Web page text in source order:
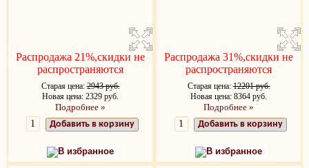
Распродажа 21%,скидки не
распространяются
Старая цена:2943 руб.
Новая цена: 2329 руб.
Подробнее »
Добавить в корзину
В избранное
Распродажа 31%,скидки не
распространяются
Старая цена:12201 руб.
Новая цена: 8364 руб.
Подробнее »
Добавить в корзину
В избранное